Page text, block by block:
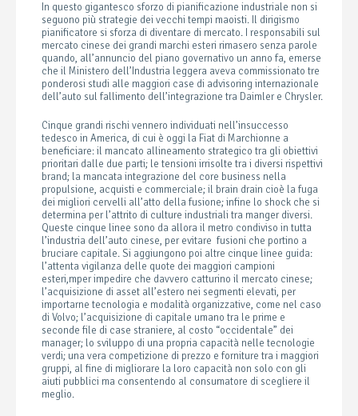
In questo gigantesco sforzo di pianificazione industriale non si
seguono più strategie dei vecchi tempi maoisti. Il dirigismo
pianificatore si sforza di diventare di mercato. I responsabili sul
mercato cinese dei grandi marchi esteri rimasero senza parole
quando, all’annuncio del piano governativo un anno fa, emerse
che il Ministero dell’Industria leggera aveva commissionato tre
ponderosi studi alle maggiori case di advisoring internazionale
dell’auto sul fallimento dell’integrazione tra Daimler e Chrysler.
Cinque grandi rischi vennero individuati nell’insuccesso
tedesco in America, di cui è oggi la Fiat di Marchionne a
beneficiare: il mancato allineamento strategico tra gli obiettivi
prioritari dalle due parti; le tensioni irrisolte tra i diversi rispettivi
brand; la mancata integrazione del core business nella
propulsione, acquisti e commerciale; il brain drain cioè la fuga
dei migliori cervelli all’atto della fusione; infine lo shock che si
determina per l’attrito di culture industriali tra manger diversi.
Queste cinque linee sono da allora il metro condiviso in tutta
l’industria dell’auto cinese, per evitare fusioni che portino a
bruciare capitale. Si aggiungono poi altre cinque linee guida:
l’attenta vigilanza delle quote dei maggiori campioni
esteri,mper impedire che davvero catturino il mercato cinese;
l’acquisizione di asset all’estero nei segmenti elevati, per
importarne tecnologia e modalità organizzative, come nel caso
di Volvo; l’acquisizione di capitale umano tra le prime e
seconde file di case straniere, al costo “occidentale” dei
manager; lo sviluppo di una propria capacità nelle tecnologie
verdi; una vera competizione di prezzo e forniture tra i maggiori
gruppi, al fine di migliorare la loro capacità non solo con gli
aiuti pubblici ma consentendo al consumatore di scegliere il
meglio.